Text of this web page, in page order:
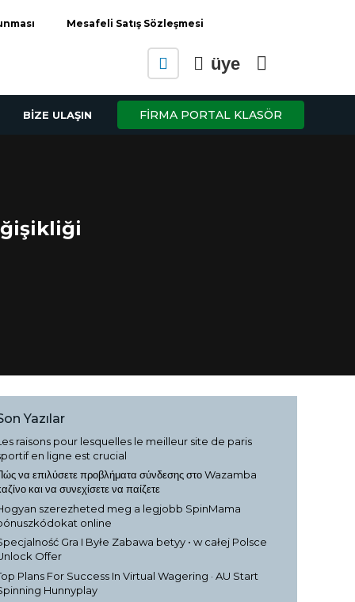
Mesafeli Satış Sözleşmesi
üye
BİZE ULAŞIN FİRMA PORTAL KLASÖR
Yazılar
raisons pour lesquelles le meilleur site de paris
en ligne est crucial
να επιλύσετε προβλήματα σύνδεσης στο Wazamba
και να συνεχίσετε να παίζετε
szerezheted meg a legjobb SpinMama
online
Gra I Byłe Zabawa betyy • w całej Polsce
Offer
Plans For Success In Virtual Wagering · AU Start
Hunnyplay